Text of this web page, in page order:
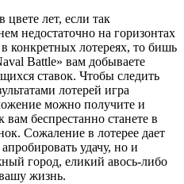
цвете лет, если так
недостаточно на горизонтах
конкретных лотереях, то бишь
Battle» вам добываете
ставок. Чтобы следить
лотерей игра
можно получите и
беспрестанно станете в
Сожаление в лотерее дает
удачу, но и
город, еликий авось-либо
жизнь.